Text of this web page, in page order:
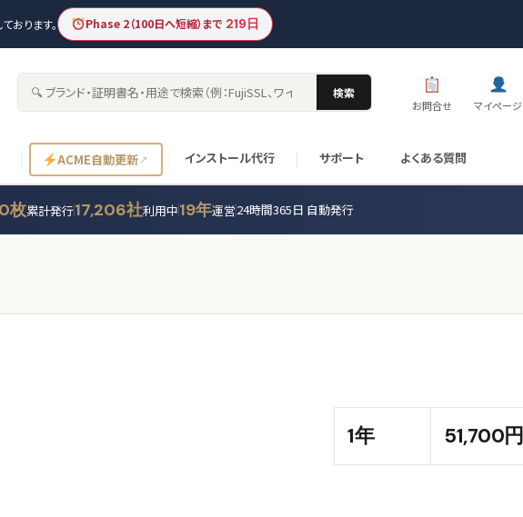
ります。 Phase 2（100日へ短縮）まで 219日
サイト内検索 検索
お問合せ マイページ
ACME自動更新 インストール代行 サポート よくある質問
枚累計発行17,206社利用中19年運営24時間365日 自動発行
1年 51,700円